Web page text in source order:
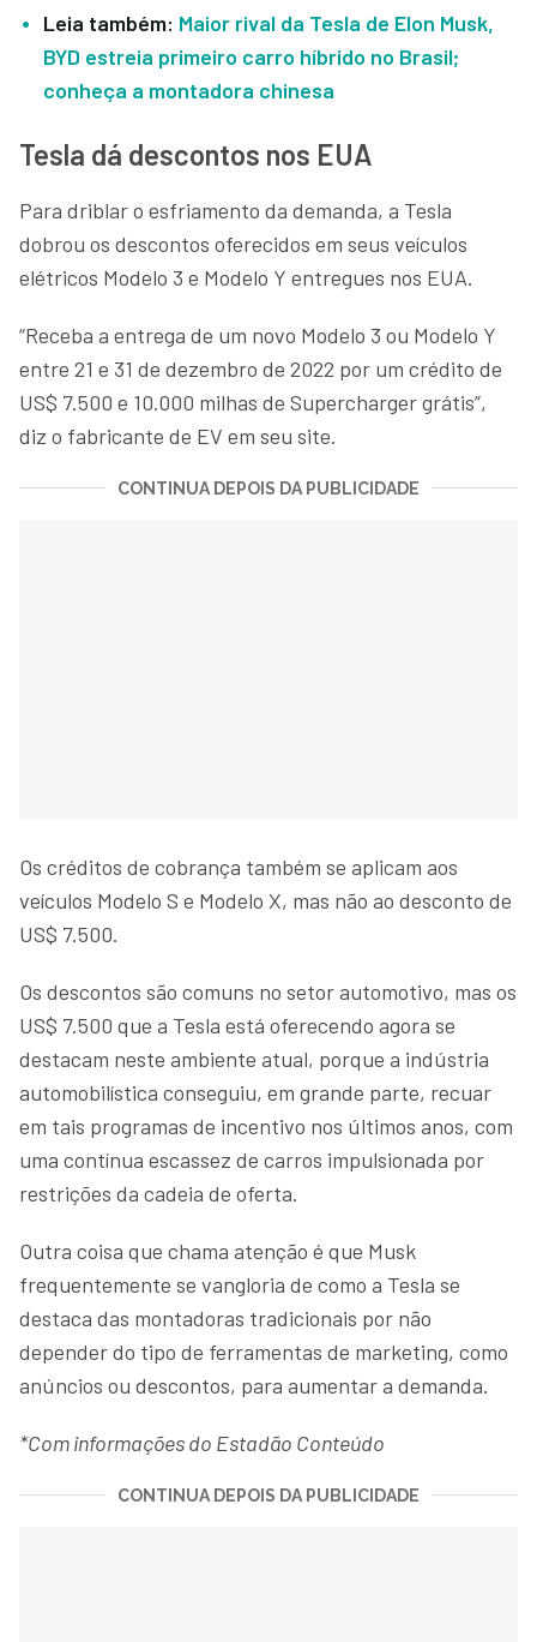
Leia também: Maior rival da Tesla de Elon Musk,
BYD estreia primeiro carro híbrido no Brasil;
conheça a montadora chinesa
Tesla dá descontos nos EUA
Para driblar o esfriamento da demanda, a Tesla
dobrou os descontos oferecidos em seus veículos
elétricos Modelo 3 e Modelo Y entregues nos EUA.
“Receba a entrega de um novo Modelo 3 ou Modelo Y
entre 21 e 31 de dezembro de 2022 por um crédito de
US$ 7.500 e 10.000 milhas de Supercharger grátis”,
diz o fabricante de EV em seu site.
CONTINUA DEPOIS DA PUBLICIDADE
Os créditos de cobrança também se aplicam aos
veículos Modelo S e Modelo X, mas não ao desconto de
US$ 7.500.
Os descontos são comuns no setor automotivo, mas os
US$ 7.500 que a Tesla está oferecendo agora se
destacam neste ambiente atual, porque a indústria
automobilística conseguiu, em grande parte, recuar
em tais programas de incentivo nos últimos anos, com
uma contínua escassez de carros impulsionada por
restrições da cadeia de oferta.
Outra coisa que chama atenção é que Musk
frequentemente se vangloria de como a Tesla se
destaca das montadoras tradicionais por não
depender do tipo de ferramentas de marketing, como
anúncios ou descontos, para aumentar a demanda.
*Com informações do Estadão Conteúdo
CONTINUA DEPOIS DA PUBLICIDADE